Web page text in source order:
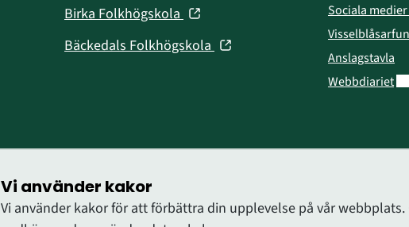
Vi använder kakor
Vi använder kakor för att förbättra din upplevelse på vår
nytt
fönster)
Birka Folkhögskola (öppnas
nytt
Bäckedals Folkhögskola (öppnas
Sociala
Anslagstavla
Webbdiariet